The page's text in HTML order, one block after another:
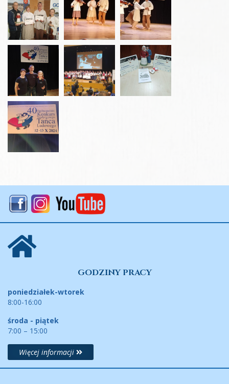
GODZINY PRACY
poniedziałek-wtorek
8:00-16:00
środa - piątek
7:00 – 15:00
Więcej informacji